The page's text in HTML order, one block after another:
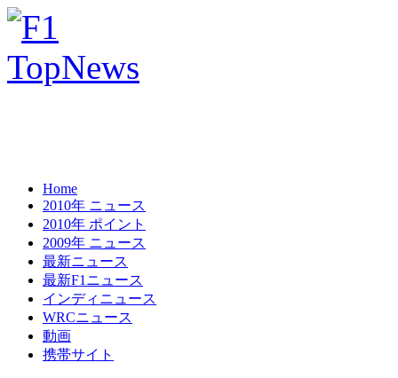
Home
2010年 ニュース
2010年 ポイント
2009年 ニュース
最新ニュース
最新F1ニュース
インディニュース
WRCニュース
動画
携帯サイト